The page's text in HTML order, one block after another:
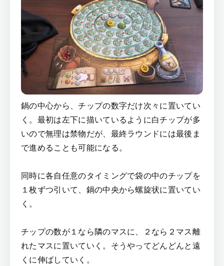
鍋の中心から、チップの数字だけ次々に置いてい
く。最初は左下に描いているように白チップが多
いので無理は禁物だが、最終ラウンドには最後ま
で進めることも可能になる。
同時に各自任意のタイミングで袋の中のチップを
１枚ずつ引いて、鍋の中央から螺旋状に置いてい
く。
チップの数が１なら隣のマスに、２なら２マス離
れたマスに置いていく。そうやってどんどんと遠
くに伸ばしていく。